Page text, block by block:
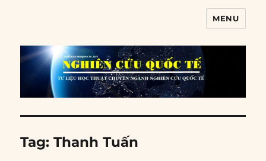
MENU
Tag:Thanh Tuấn